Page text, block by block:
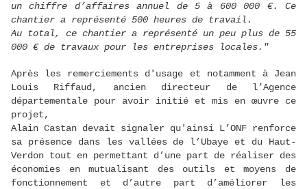
un chiffre d’affaires annuel de 5 à 600 000 €. Ce
chantier a représenté 500 heures de travail.
Au total, ce chantier a représenté un peu plus de 55
000 € de travaux pour les entreprises locales."
Après les remerciements d'usage et notamment à Jean
Louis Riffaud, ancien directeur de l’Agence
départementale pour avoir initié et mis en œuvre ce
projet,
Alain Castan devait signaler qu'ainsi L’ONF renforce
sa présence dans les vallées de l’Ubaye et du Haut-
Verdon tout en permettant d’une part de réaliser des
économies en mutualisant des outils et moyens de
fonctionnement et d’autre part d’améliorer les